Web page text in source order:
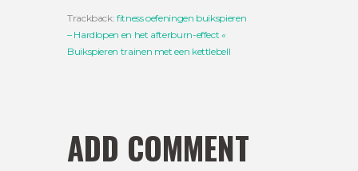
Trackback:fitness oefeningen buikspieren
– Hardlopen en het afterburn-effect «
Buikspieren trainen met een kettlebell
ADD COMMENT